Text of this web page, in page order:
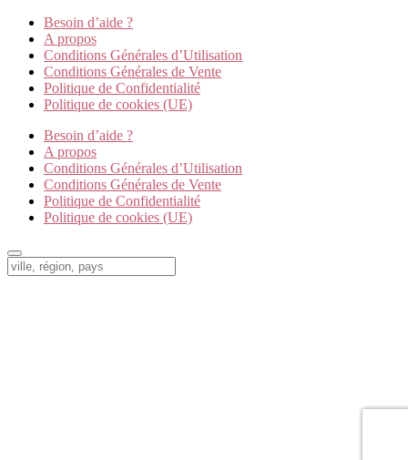
Besoin d’aide ?
A propos
Conditions Générales d’Utilisation
Conditions Générales de Vente
Politique de Confidentialité
Politique de cookies (UE)
Besoin d’aide ?
A propos
Conditions Générales d’Utilisation
Conditions Générales de Vente
Politique de Confidentialité
Politique de cookies (UE)